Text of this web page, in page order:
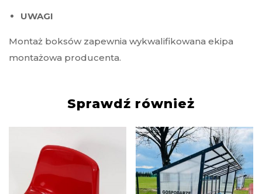
UWAGI
Montaż boksów zapewnia wykwalifikowana ekipa
montażowa producenta.
Sprawdź również